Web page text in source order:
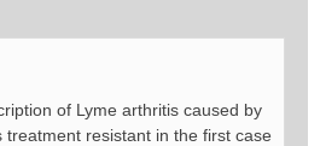
of Lyme arthritis caused by
treatment resistant in the first case